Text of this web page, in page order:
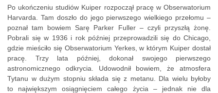
Po ukończeniu studiów Kuiper rozpoczął pracę w Obserwatorium
Harvarda. Tam doszło do jego pierwszego wielkiego przełomu –
poznał tam bowiem Sarę Parker Fuller – czyli przyszłą żonę.
Pobrali się w 1936 i rok później przeprowadzili się do Chicago,
gdzie mieściło się Obserwatorium Yerkes, w którym Kuiper dostał
pracę. Trzy lata później, dokonał swojego pierwszego
astronomicznego odkrycia. Udowodnił bowiem, że atmosfera
Tytanu w dużym stopniu składa się z metanu. Dla wielu byłoby
to największym osiągnięciem całego życia – jednak nie dla